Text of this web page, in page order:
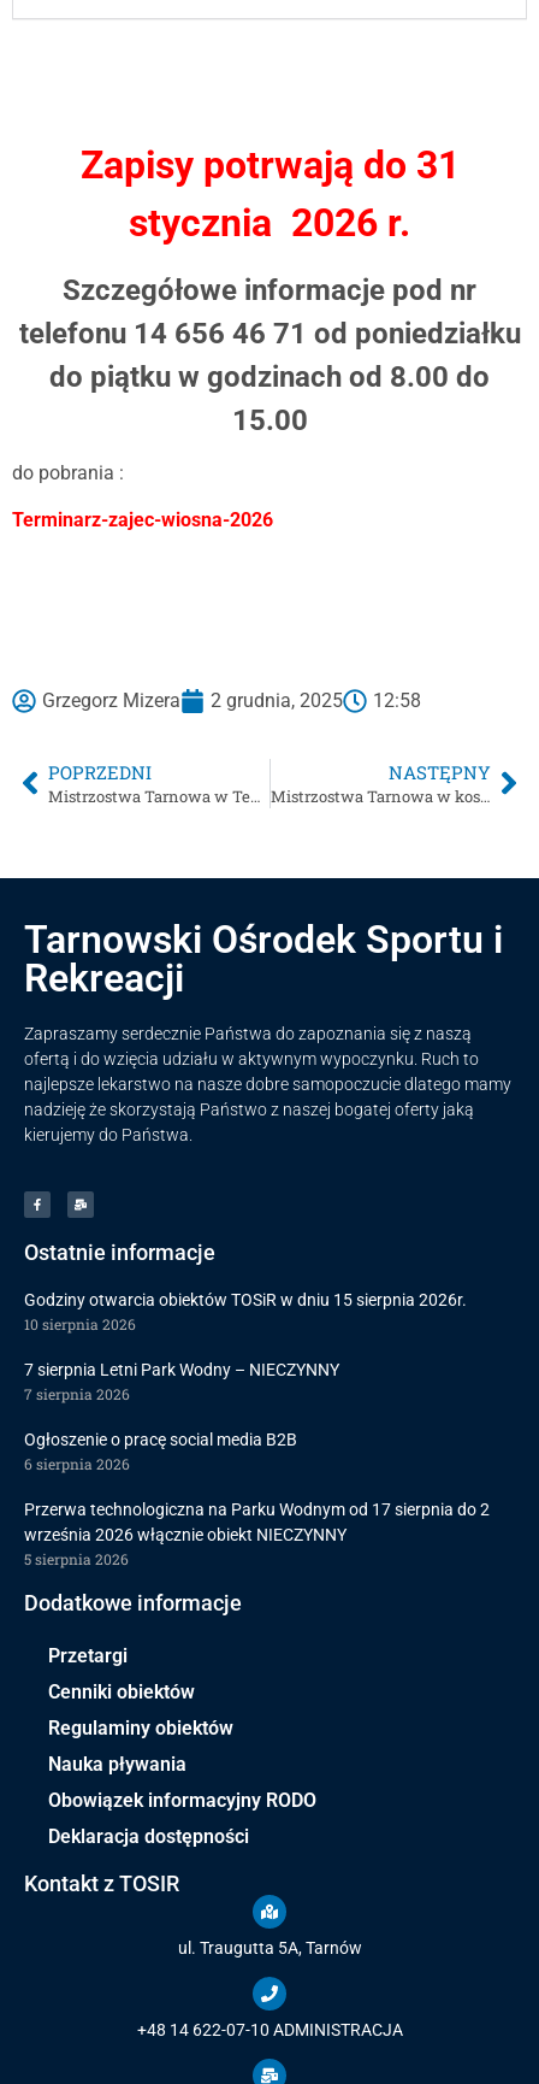
Zapisy potrwają do 31
stycznia 2026 r.
Szczegółowe informacje pod nr
telefonu 14 656 46 71 od poniedziałku
do piątku w godzinach od 8.00 do
15.00
do pobrania :
Terminarz-zajec-wiosna-2026
Grzegorz Mizera 2 grudnia, 2025 12:58
POPRZEDNI
Mistrzostwa Tarnowa w Tenisie stołowym drużynowym chłopców i dziewcząt w ramach Igrzysk Młodzieży Szkolnej
NASTĘPNY
Mistrzostwa Tarnowa w koszykówce dziewcząt i koszykówce chłopców /rocznik 2006 i młodsi/
Tarnowski Ośrodek Sportu i
Rekreacji
Zapraszamy serdecznie Państwa do zapoznania się z naszą
ofertą i do wzięcia udziału w aktywnym wypoczynku. Ruch to
najlepsze lekarstwo na nasze dobre samopoczucie dlatego mamy
nadzieję że skorzystają Państwo z naszej bogatej oferty jaką
kierujemy do Państwa.
Ostatnie informacje
Godziny otwarcia obiektów TOSiR w dniu 15 sierpnia 2026r.
10 sierpnia 2026
7 sierpnia Letni Park Wodny – NIECZYNNY
7 sierpnia 2026
Ogłoszenie o pracę social media B2B
6 sierpnia 2026
Przerwa technologiczna na Parku Wodnym od 17 sierpnia do 2
września 2026 włącznie obiekt NIECZYNNY
5 sierpnia 2026
Dodatkowe informacje
Przetargi
Cenniki obiektów
Regulaminy obiektów
Nauka pływania
Obowiązek informacyjny RODO
Deklaracja dostępności
Kontakt z TOSIR
ul. Traugutta 5A, Tarnów
+48 14 622-07-10 ADMINISTRACJA